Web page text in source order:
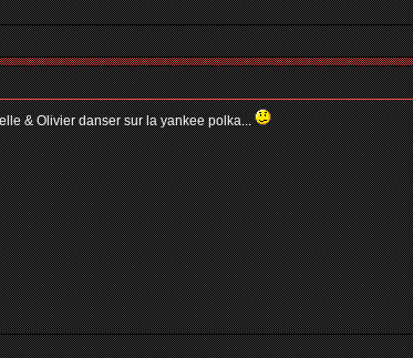
& Olivier danser sur la yankee polka...